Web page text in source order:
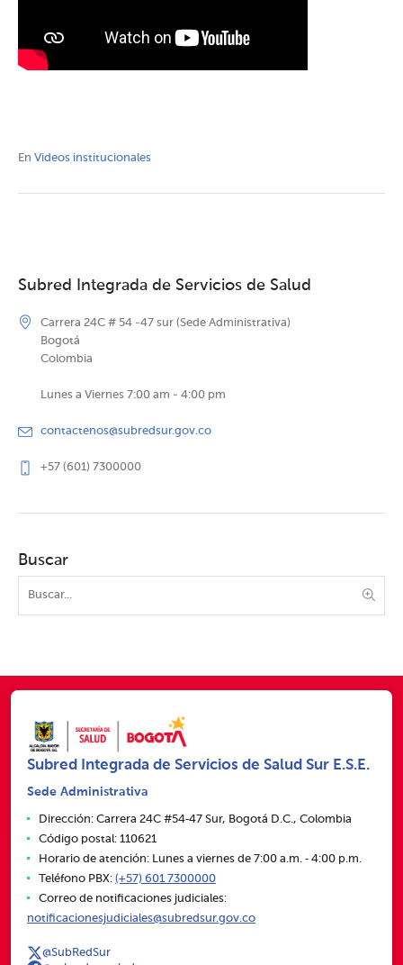
En Videos institucionales
Subred Integrada de Servicios de Salud
Carrera 24C # 54 -47 sur (Sede Administrativa)
Bogotá
Colombia
Lunes a Viernes 7:00 am - 4:00 pm
contactenos@subredsur.gov.co
+57 (601) 7300000
Buscar
Subred Integrada de Servicios de Salud Sur E.S.E.
Sede Administrativa
Dirección: Carrera 24C #54‑47 Sur, Bogotá D.C., Colombia
Código postal: 110621
Horario de atención: Lunes a viernes de 7:00 a.m. ‑ 4:00 p.m.
Teléfono PBX: (+57) 601 7300000
Correo de notificaciones judiciales:
notificacionesjudiciales@subredsur.gov.co
@SubRedSur